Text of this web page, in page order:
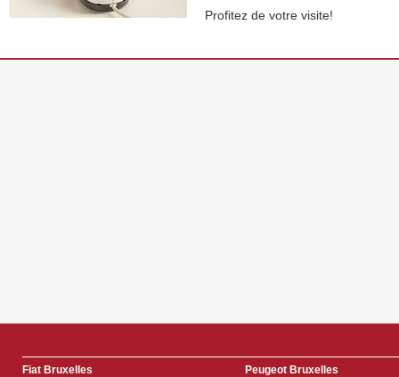
Profitez de votre visite!
Fiat Bruxelles Peugeot Bruxelles